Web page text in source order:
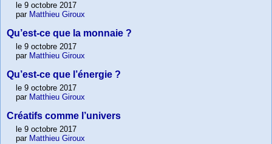
le 9 octobre 2017
par Matthieu Giroux
Qu’est-ce que la monnaie ?
le 9 octobre 2017
par Matthieu Giroux
Qu’est-ce que l’énergie ?
le 9 octobre 2017
par Matthieu Giroux
Créatifs comme l’univers
le 9 octobre 2017
par Matthieu Giroux